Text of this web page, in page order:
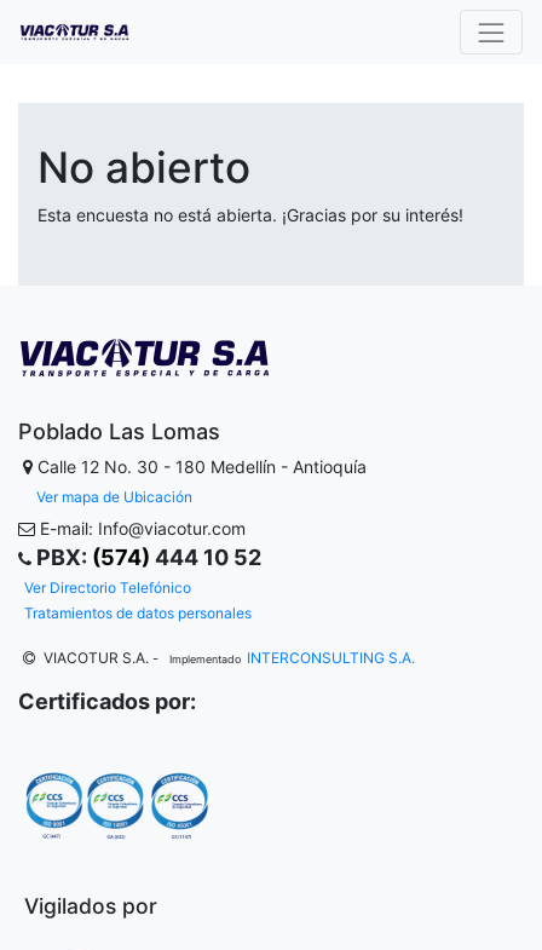
No abierto
Esta encuesta no está abierta. ¡Gracias por su interés!
Poblado Las Lomas
Calle 12 No. 30 - 180 Medellín - Antioquía
Ver mapa de Ubicación
E-mail: Info@viacotur.com
PBX: (574) 444 10 52
Ver Directorio Telefónico
Tratamientos de datos personales
VIACOTUR S.A. - Implementado INTERCONSULTING S.A.
Certificados por:
Vigilados por